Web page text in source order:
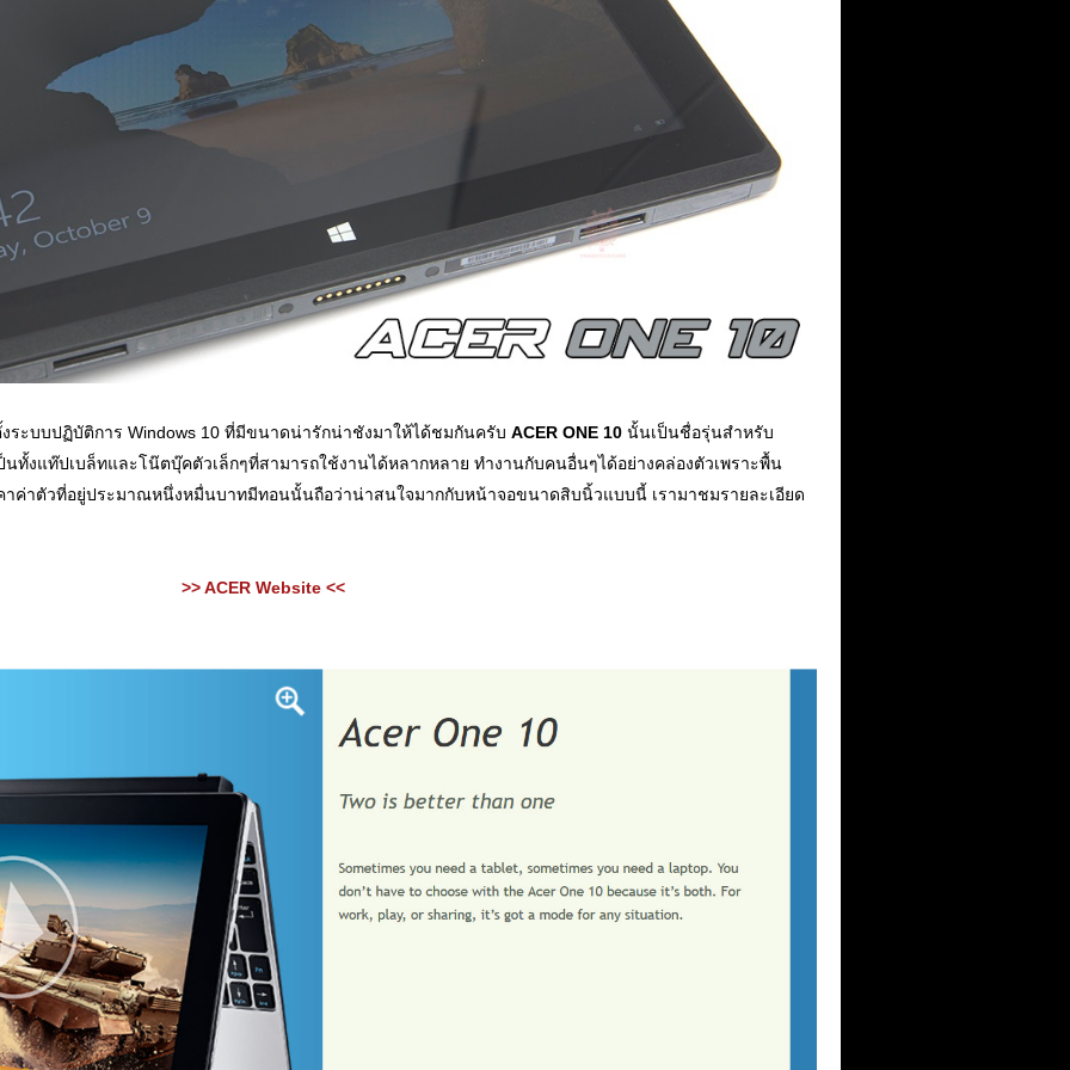
ะบบปฏิบัติการ Windows 10 ที่มีขนาดน่ารักน่าชังมาให้ได้ชมกันครับ ACER ONE 10 นั้นเป็นชื่อรุ่นสำหรับ
ทั้งแท๊ปเบล็ทและโน๊ตบุ๊คตัวเล็กๆที่สามารถใช้งานได้หลากหลาย ทำงานกับคนอื่นๆได้อย่างคล่องตัวเพราะพื้น
าค่าตัวที่อยู่ประมาณหนึ่งหมื่นบาทมีทอนนั้นถือว่าน่าสนใจมากกับหน้าจอขนาดสิบนิ้วแบบนี้ เรามาชมรายละเอียด
>> ACER Website <<